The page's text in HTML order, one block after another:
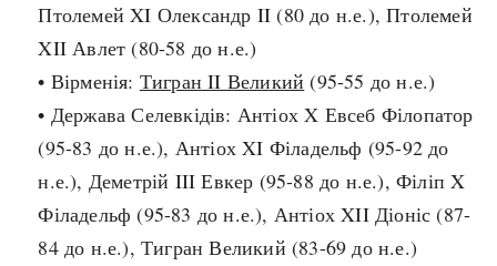
СЬОГОДНІ
ЗАГОЛОВКИ
ПРАВИЛА ЖИТТЯ
ВИ (НЕ) ЗНАЛИ
ПОДКАСТИ
КАРТИ
НОТА БЕНЕ
ФОТОІСТОРІЇ
ІНФОГРАФІКА
ПРЯМА МОВА
МОЯ ІСТОРІЯ
Птолемей XI Олександр II (80 до н.е.), Птолемей
XII Авлет (80-58 до н.е.)
• Вірменія: Тигран II Великий (95-55 до н.е.)
• Держава Селевкідів: Антіох X Евсеб Філопатор
(95-83 до н.е.), Антіох XI Філадельф (95-92 до
н.е.), Деметрій III Евкер (95-88 до н.е.), Філіп X
Філадельф (95-83 до н.е.), Антіох XII Діоніс (87-
84 до н.е.), Тигран Великий (83-69 до н.е.)